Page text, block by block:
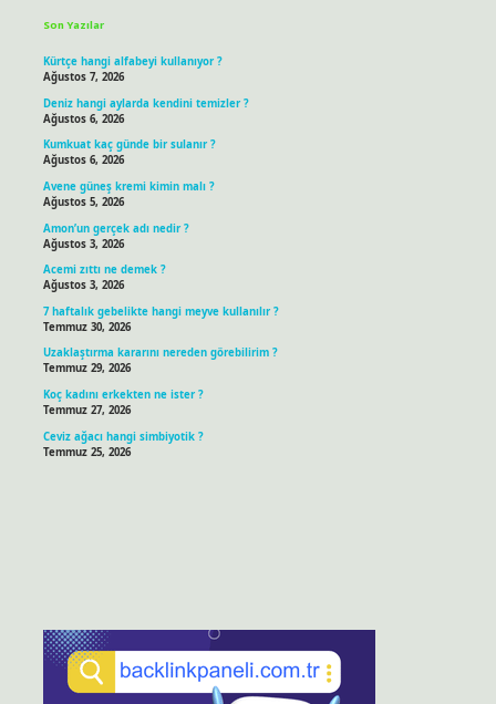
Son Yazılar
Kürtçe hangi alfabeyi kullanıyor ?
Ağustos 7, 2026
Deniz hangi aylarda kendini temizler ?
Ağustos 6, 2026
Kumkuat kaç günde bir sulanır ?
Ağustos 6, 2026
Avene güneş kremi kimin malı ?
Ağustos 5, 2026
Amon’un gerçek adı nedir ?
Ağustos 3, 2026
Acemi zıttı ne demek ?
Ağustos 3, 2026
7 haftalık gebelikte hangi meyve kullanılır ?
Temmuz 30, 2026
Uzaklaştırma kararını nereden görebilirim ?
Temmuz 29, 2026
Koç kadını erkekten ne ister ?
Temmuz 27, 2026
Ceviz ağacı hangi simbiyotik ?
Temmuz 25, 2026